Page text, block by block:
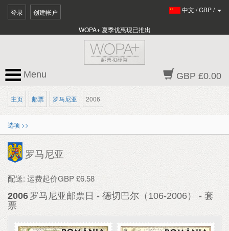
登录 创建帐户 中文 /GBP/
WOPA+ 夏季优惠现已推出
GBP £0.00
Menu
主页 邮票 罗马尼亚 2006
选项 >>
罗马尼亚
配送: 运费起价GBP £6.58
2006 罗马尼亚邮票日 - 德切巴尔（106-2006） - 套
票